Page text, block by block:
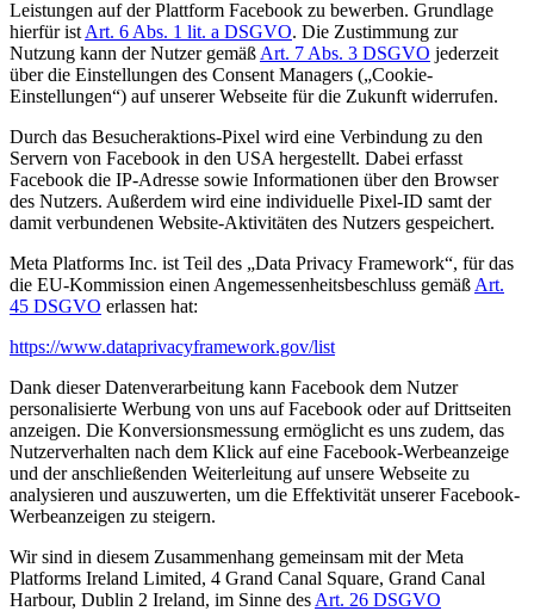
Leistungen auf der Plattform Facebook zu bewerben. Grundlage
hierfür ist Art. 6 Abs. 1 lit. a DSGVO. Die Zustimmung zur
Nutzung kann der Nutzer gemäß Art. 7 Abs. 3 DSGVO jederzeit
über die Einstellungen des Consent Managers („Cookie-
Einstellungen“) auf unserer Webseite für die Zukunft widerrufen.
Durch das Besucheraktions-Pixel wird eine Verbindung zu den
Servern von Facebook in den USA hergestellt. Dabei erfasst
Facebook die IP-Adresse sowie Informationen über den Browser
des Nutzers. Außerdem wird eine individuelle Pixel-ID samt der
damit verbundenen Website-Aktivitäten des Nutzers gespeichert.
Meta Platforms Inc. ist Teil des „Data Privacy Framework“, für das
die EU-Kommission einen Angemessenheitsbeschluss gemäß Art.
45 DSGVO erlassen hat:
https://www.dataprivacyframework.gov/list
Dank dieser Datenverarbeitung kann Facebook dem Nutzer
personalisierte Werbung von uns auf Facebook oder auf Drittseiten
anzeigen. Die Konversionsmessung ermöglicht es uns zudem, das
Nutzerverhalten nach dem Klick auf eine Facebook-Werbeanzeige
und der anschließenden Weiterleitung auf unsere Webseite zu
analysieren und auszuwerten, um die Effektivität unserer Facebook-
Werbeanzeigen zu steigern.
Wir sind in diesem Zusammenhang gemeinsam mit der Meta
Platforms Ireland Limited, 4 Grand Canal Square, Grand Canal
Harbour, Dublin 2 Ireland, im Sinne des Art. 26 DSGVO